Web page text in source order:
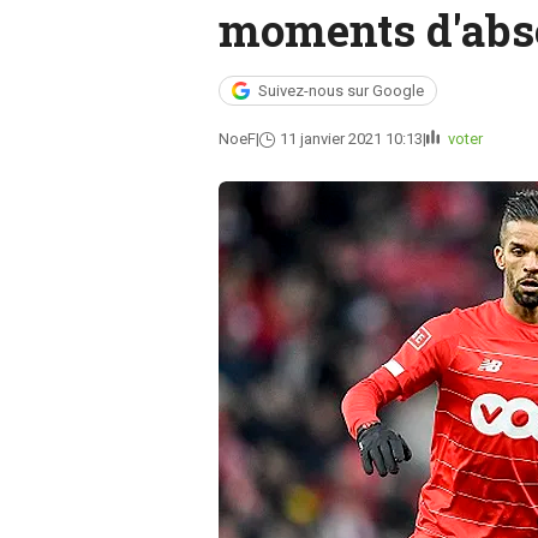
moments
Suivez-nous sur Google
NoeF 11 janvier 2021 10:13 voter